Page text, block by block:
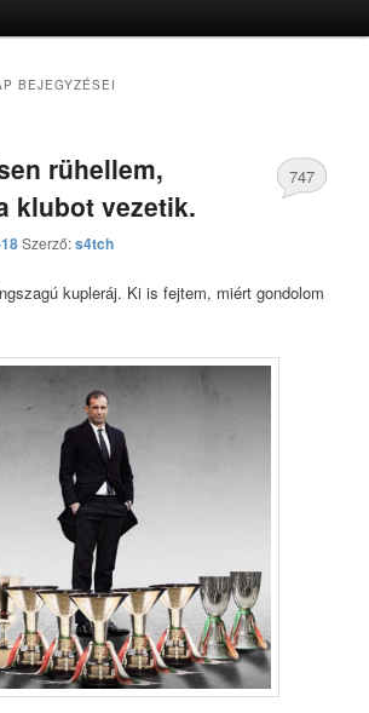
tartalomra
tartalomra
BEJEGYZÉSEI
rühellem,
klubot vezetik.
Szerző:s4tch
747
kupleráj. Ki is fejtem, miért gondolom